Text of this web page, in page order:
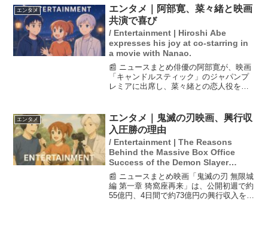
場で奮闘しました。事故の原因や詳細な
状況について...
エンタメ
エンタメ｜阿部寛、菜々緒と映画
共演で喜び
/ Entertainment | Hiroshi Abe
expresses his joy at co-starring in
a movie with Nanao.
📰 ニュースまとめ俳優の阿部寛が、映画
「キャンドルスティック」のジャパンプ
レミアに出席し、菜々緒との恋人役を演
しかった」と語り、興奮のあまりラスト
シーンをネタバレしそうに...
エンタメ
エンタメ｜鬼滅の刃映画、興行収
入圧勝の理由
/ Entertainment | The Reasons
Behind the Massive Box Office
Success of the Demon Slayer
Movie
📰 ニュースまとめ映画「鬼滅の刃 無限城
編 第一章 猗窩座再来」は、公開初週で約
55億円、4日間で約73億円の興行収入を記